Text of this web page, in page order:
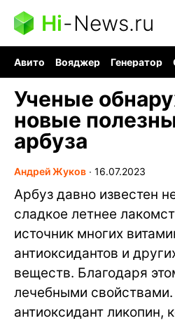
Hi-News.ru
Авито Вояджер Генератор
Ученые
новые
арбуза
Андрей Жуков ∙ 16.07.2023
Арбуз давно известен
сладкое летнее
источник многих
антиоксидантов и
веществ. Благодаря
лечебными
антиоксидант ликопин,